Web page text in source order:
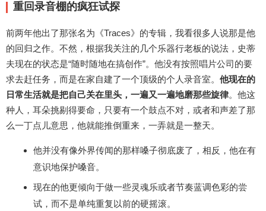
重回录音棚的疯狂试探
前两年他出了那张名为《Traces》的专辑，我看很多人说那是他
的回归之作。不然，根据我关注的几个乐器行老板的说法，史蒂
夫现在的状态是“随时随地在搞创作”。他没有按照唱片公司的要
求去赶任务，而是在家自建了一个顶级的个人录音室。 他现在的
日常生活就是把自己关在里头，一遍又一遍地磨那些旋律。他这
种人，耳朵挑剔得要命，只要有一个鼓点不对，或者和声差了那
么一丁点儿意思，他就能推倒重来，一弄就是一整天。
他并没有像外界传闻的那样嗓子彻底废了，相反，他在有
意识地保护嗓音。
现在的他更倾向于做一些灵魂乐或者节奏蓝调色彩的尝
试，而不是单纯重复以前的硬摇滚。